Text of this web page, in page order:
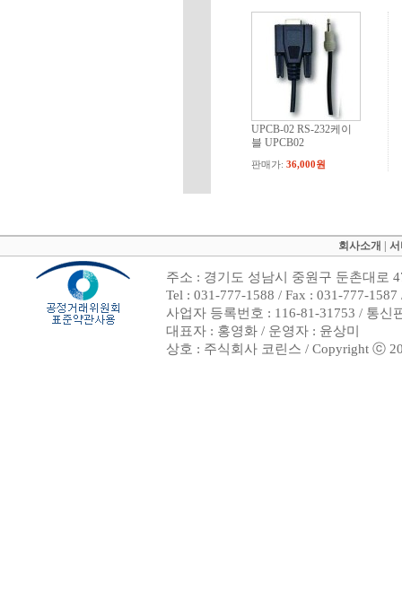
UPCB-02 RS-232케이
블 UPCB02
판매가: 36,000원
회사소개
주소 : 경기도 성남시 중원구 둔촌대로
Tel : 031-777-1588 / Fax : 031-777-
사업자 등록번호 : 116-81-31753 / 통신
대표자 : 홍영화 / 운영자 : 윤상미
상호 : 주식회사 코린스 / Copyright ⓒ